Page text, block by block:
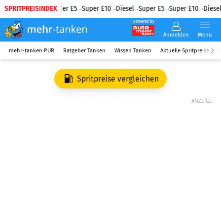
SPRITPREISINDEX
Diesel Super E5 Super E10 Diesel Super E5 Super E10 Diesel
powered by
Anmelden Menü
mehr-tanken PUR Ratgeber Tanken Wissen Tanken Aktuelle Spritpreise
Spritpreise vergleichen
ANZEIGE